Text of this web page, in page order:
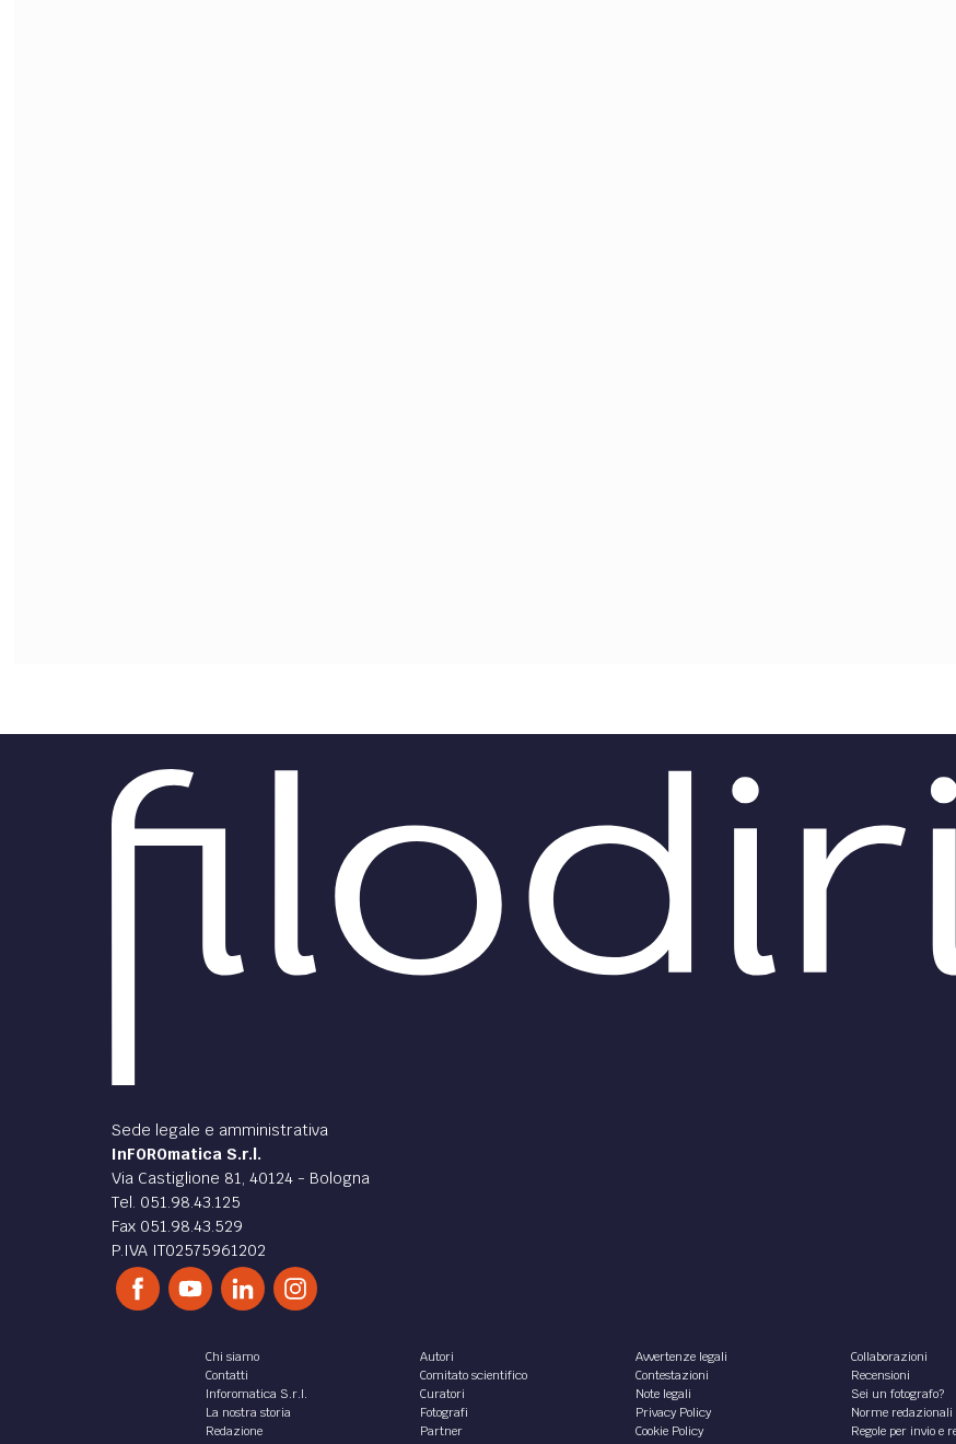
Sede legale e amministrativa
InFOROmatica S.r.l.
Via Castiglione 81, 40124 - Bologna
Tel. 051.98.43.125
Fax 051.98.43.529
P.IVA IT02575961202
Chi siamo
Contatti
Inforomatica S.r.l.
La nostra storia
Redazione
Autori
Comitato scientifico
Curatori
Fotografi
Partner
Avvertenze legali
Contestazioni
Note legali
Privacy Policy
Cookie Policy
Collaborazioni
Recensioni
Sei un fotografo?
Norme redazionali
Regole per invio e